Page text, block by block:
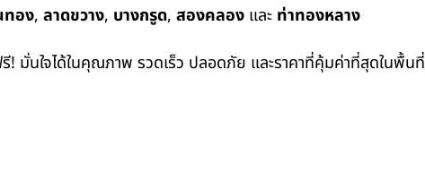
อง, ลาดขวาง, บางกรูด, สองคลอง และ ท่าทองหลาง
! มั่นใจได้ในคุณภาพ รวดเร็ว ปลอดภัย และราคาที่คุ้มค่าที่สุดในพื้นที่